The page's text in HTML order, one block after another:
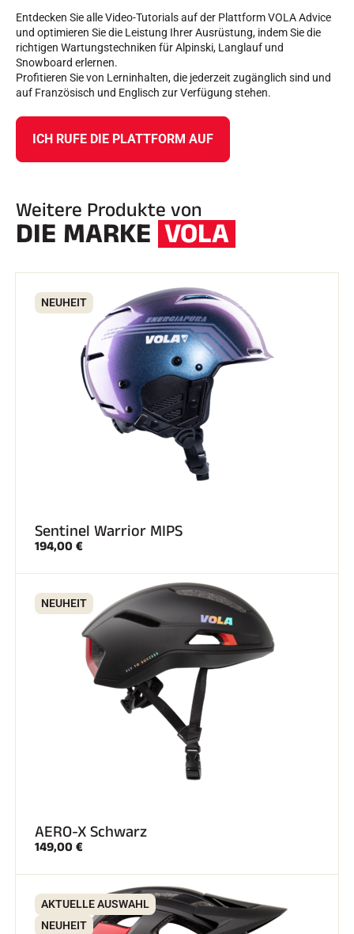
Entdecken Sie alle Video-Tutorials auf der Plattform VOLA Advice
und optimieren Sie die Leistung Ihrer Ausrüstung, indem Sie die
richtigen Wartungstechniken für Alpinski, Langlauf und
Snowboard erlernen.
Profitieren Sie von Lerninhalten, die jederzeit zugänglich sind und
auf Französisch und Englisch zur Verfügung stehen.
ICH RUFE DIE PLATTFORM AUF
Weitere Produkte von
DIE MARKE VOLA
NEUHEIT
Sentinel Warrior MIPS
194,00 €
NEUHEIT
AERO-X Schwarz
149,00 €
AKTUELLE AUSWAHL
NEUHEIT